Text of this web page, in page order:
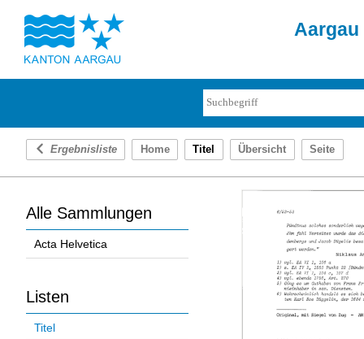
Ergebnisliste Home Titel Übersicht Seite
Alle Sammlungen
Acta Helvetica
Listen
Titel